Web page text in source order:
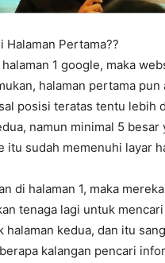
Halaman Pertama??
1 google, maka
halaman pertama pun
posisi teratas tentu lebih
namun minimal 5 besar
itu sudah memenuhi layar
di halaman 1, maka
tenaga lagi untuk
halaman kedua, dan itu
kalangan pencari